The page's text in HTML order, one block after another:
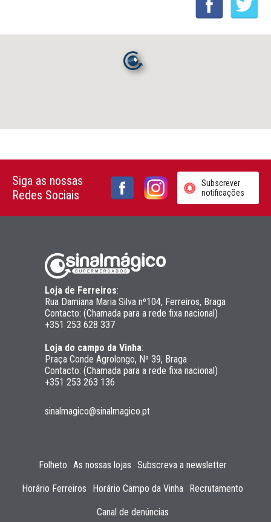
Siga as nossas
Redes Sociais
Subscrever
notificações
Loja de Ferreiros:
Rua Damiana Maria Silva nº104, Ferreiros, Braga
Contacto: (Chamada para a rede fixa nacional)
+351 253 628 337
Loja do campo da Vinha:
Praça Conde Agrolongo, Nº 39, Braga
Contacto: (Chamada para a rede fixa nacional)
+351 253 263 136
sinalmagico@sinalmagico.pt
Folheto As nossas lojas Subscreva a newsletter
Horário Ferreiros Horário Campo da Vinha Recrutamento
Canal de denúncias